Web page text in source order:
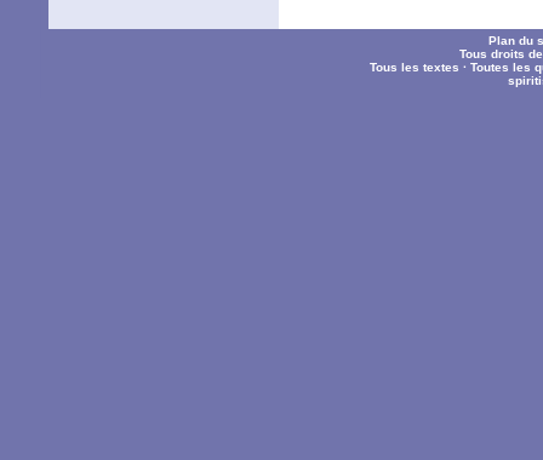
Plan du
Tous droits
Tous les textes ·Toutes les